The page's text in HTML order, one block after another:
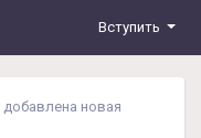
Вступить
добавлена новая